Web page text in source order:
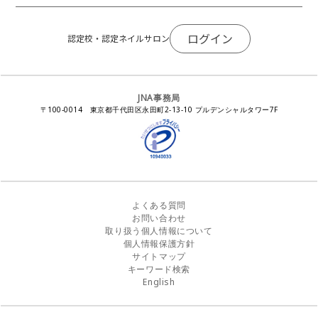
JNAオフィシャル教材
全日本ネイリスト選手権・地区大会
11月ネイル月間
JNAネイルサロン等化学物質管理講習会
法人会員
コンプライアンス／法令遵守
EUにおけるTPO成分を含む化粧品の市場提供禁止について
景品表示法に基づく措置命令について
サポートネイルサロン制度
教材・書籍・刊行物
認定校・認定ネイルサロン ログイン
JNA事務局
〒100-0014 東京都千代田区永田町2-13-10 プルデンシャルタワー7F
よくある質問
お問い合わせ
取り扱う個人情報について
個人情報保護方針
サイトマップ
キーワード検索
English